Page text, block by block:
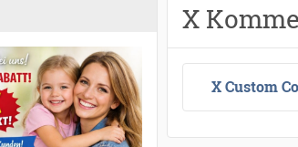
X
X Custom
*